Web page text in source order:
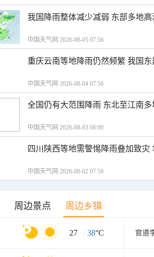
我国降雨整体减少减弱 东部多地
中国天气网 2026-08-05 07:56
重庆云南等地降雨仍然频繁 我国
中国天气网 2026-08-04 07:56
全国仍有大范围降雨 东北至江南
中国天气网 2026-08-03 08:00
四川陕西等地需警惕降雨叠加致
中国天气网 2026-08-02 07:58
周边景点 周边乡镇
27 / 38°C 官道